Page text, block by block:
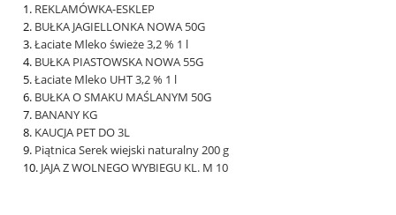
REKLAMÓWKA-ESKLEP
BUŁKA JAGIELLONKA NOWA 50G
Łaciate Mleko świeże 3,2 % 1 l
BUŁKA PIASTOWSKA NOWA 55G
Łaciate Mleko UHT 3,2 % 1 l
BUŁKA O SMAKU MAŚLANYM 50G
BANANY KG
KAUCJA PET DO 3L
Piątnica Serek wiejski naturalny 200 g
JAJA Z WOLNEGO WYBIEGU KL. M 10